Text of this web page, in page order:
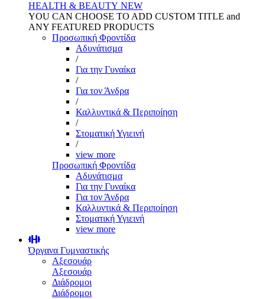
HEALTH & BEAUTY NEW
YOU CAN CHOOSE TO ADD CUSTOM TITLE and
ANY FEATURED PRODUCTS
Προσωπική Φροντίδα
Αδυνάτισμα
/
Για την Γυναίκα
/
Για τον Άνδρα
/
Καλλυντικά & Περιποίηση
/
Στοματική Υγιεινή
/
view more
Προσωπική Φροντίδα
Αδυνάτισμα
Για την Γυναίκα
Για τον Άνδρα
Καλλυντικά & Περιποίηση
Στοματική Υγιεινή
view more
Όργανα Γυμναστικής
Αξεσουάρ
Αξεσουάρ
Διάδρομοι
Διάδρομοι